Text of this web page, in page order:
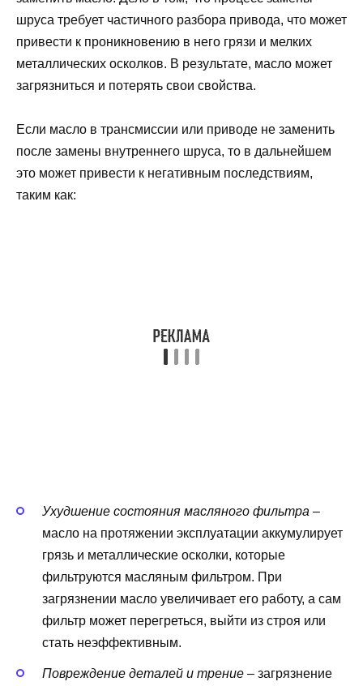
шруса требует частичного разбора привода, что может
привести к проникновению в него грязи и мелких
металлических осколков. В результате, масло может
загрязниться и потерять свои свойства.
Если масло в трансмиссии или приводе не заменить
после замены внутреннего шруса, то в дальнейшем
это может привести к негативным последствиям,
таким как:
Ухудшение состояния масляного фильтра –
масло на протяжении эксплуатации аккумулирует
грязь и металлические осколки, которые
фильтруются масляным фильтром. При
загрязнении масло увеличивает его работу, а сам
фильтр может перегреться, выйти из строя или
стать неэффективным.
Повреждение деталей и трение – загрязнение